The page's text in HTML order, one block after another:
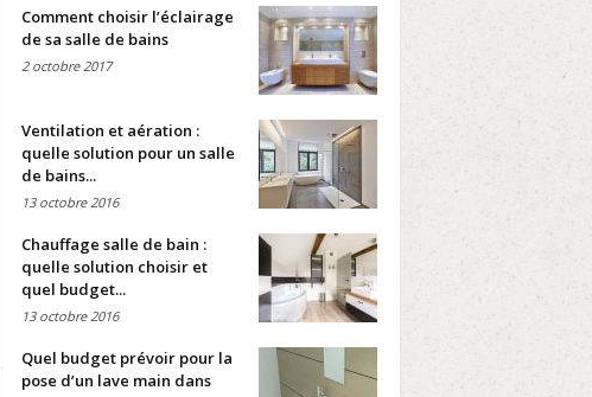
Comment choisir l’éclairage
de sa salle de bains
2 octobre 2017
Ventilation et aération :
quelle solution pour un salle
de bains...
13 octobre 2016
Chauffage salle de bain :
quelle solution choisir et
quel budget...
13 octobre 2016
Quel budget prévoir pour la
pose d’un lave main dans